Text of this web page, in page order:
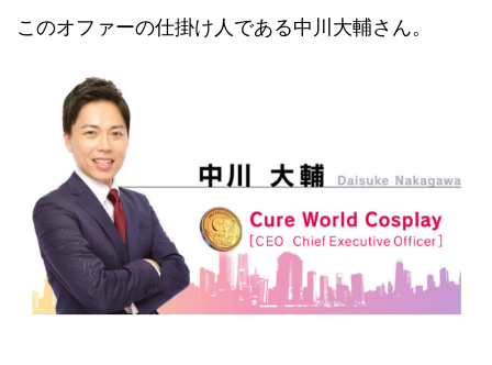
このオファーの仕掛け人である中川大輔さん。